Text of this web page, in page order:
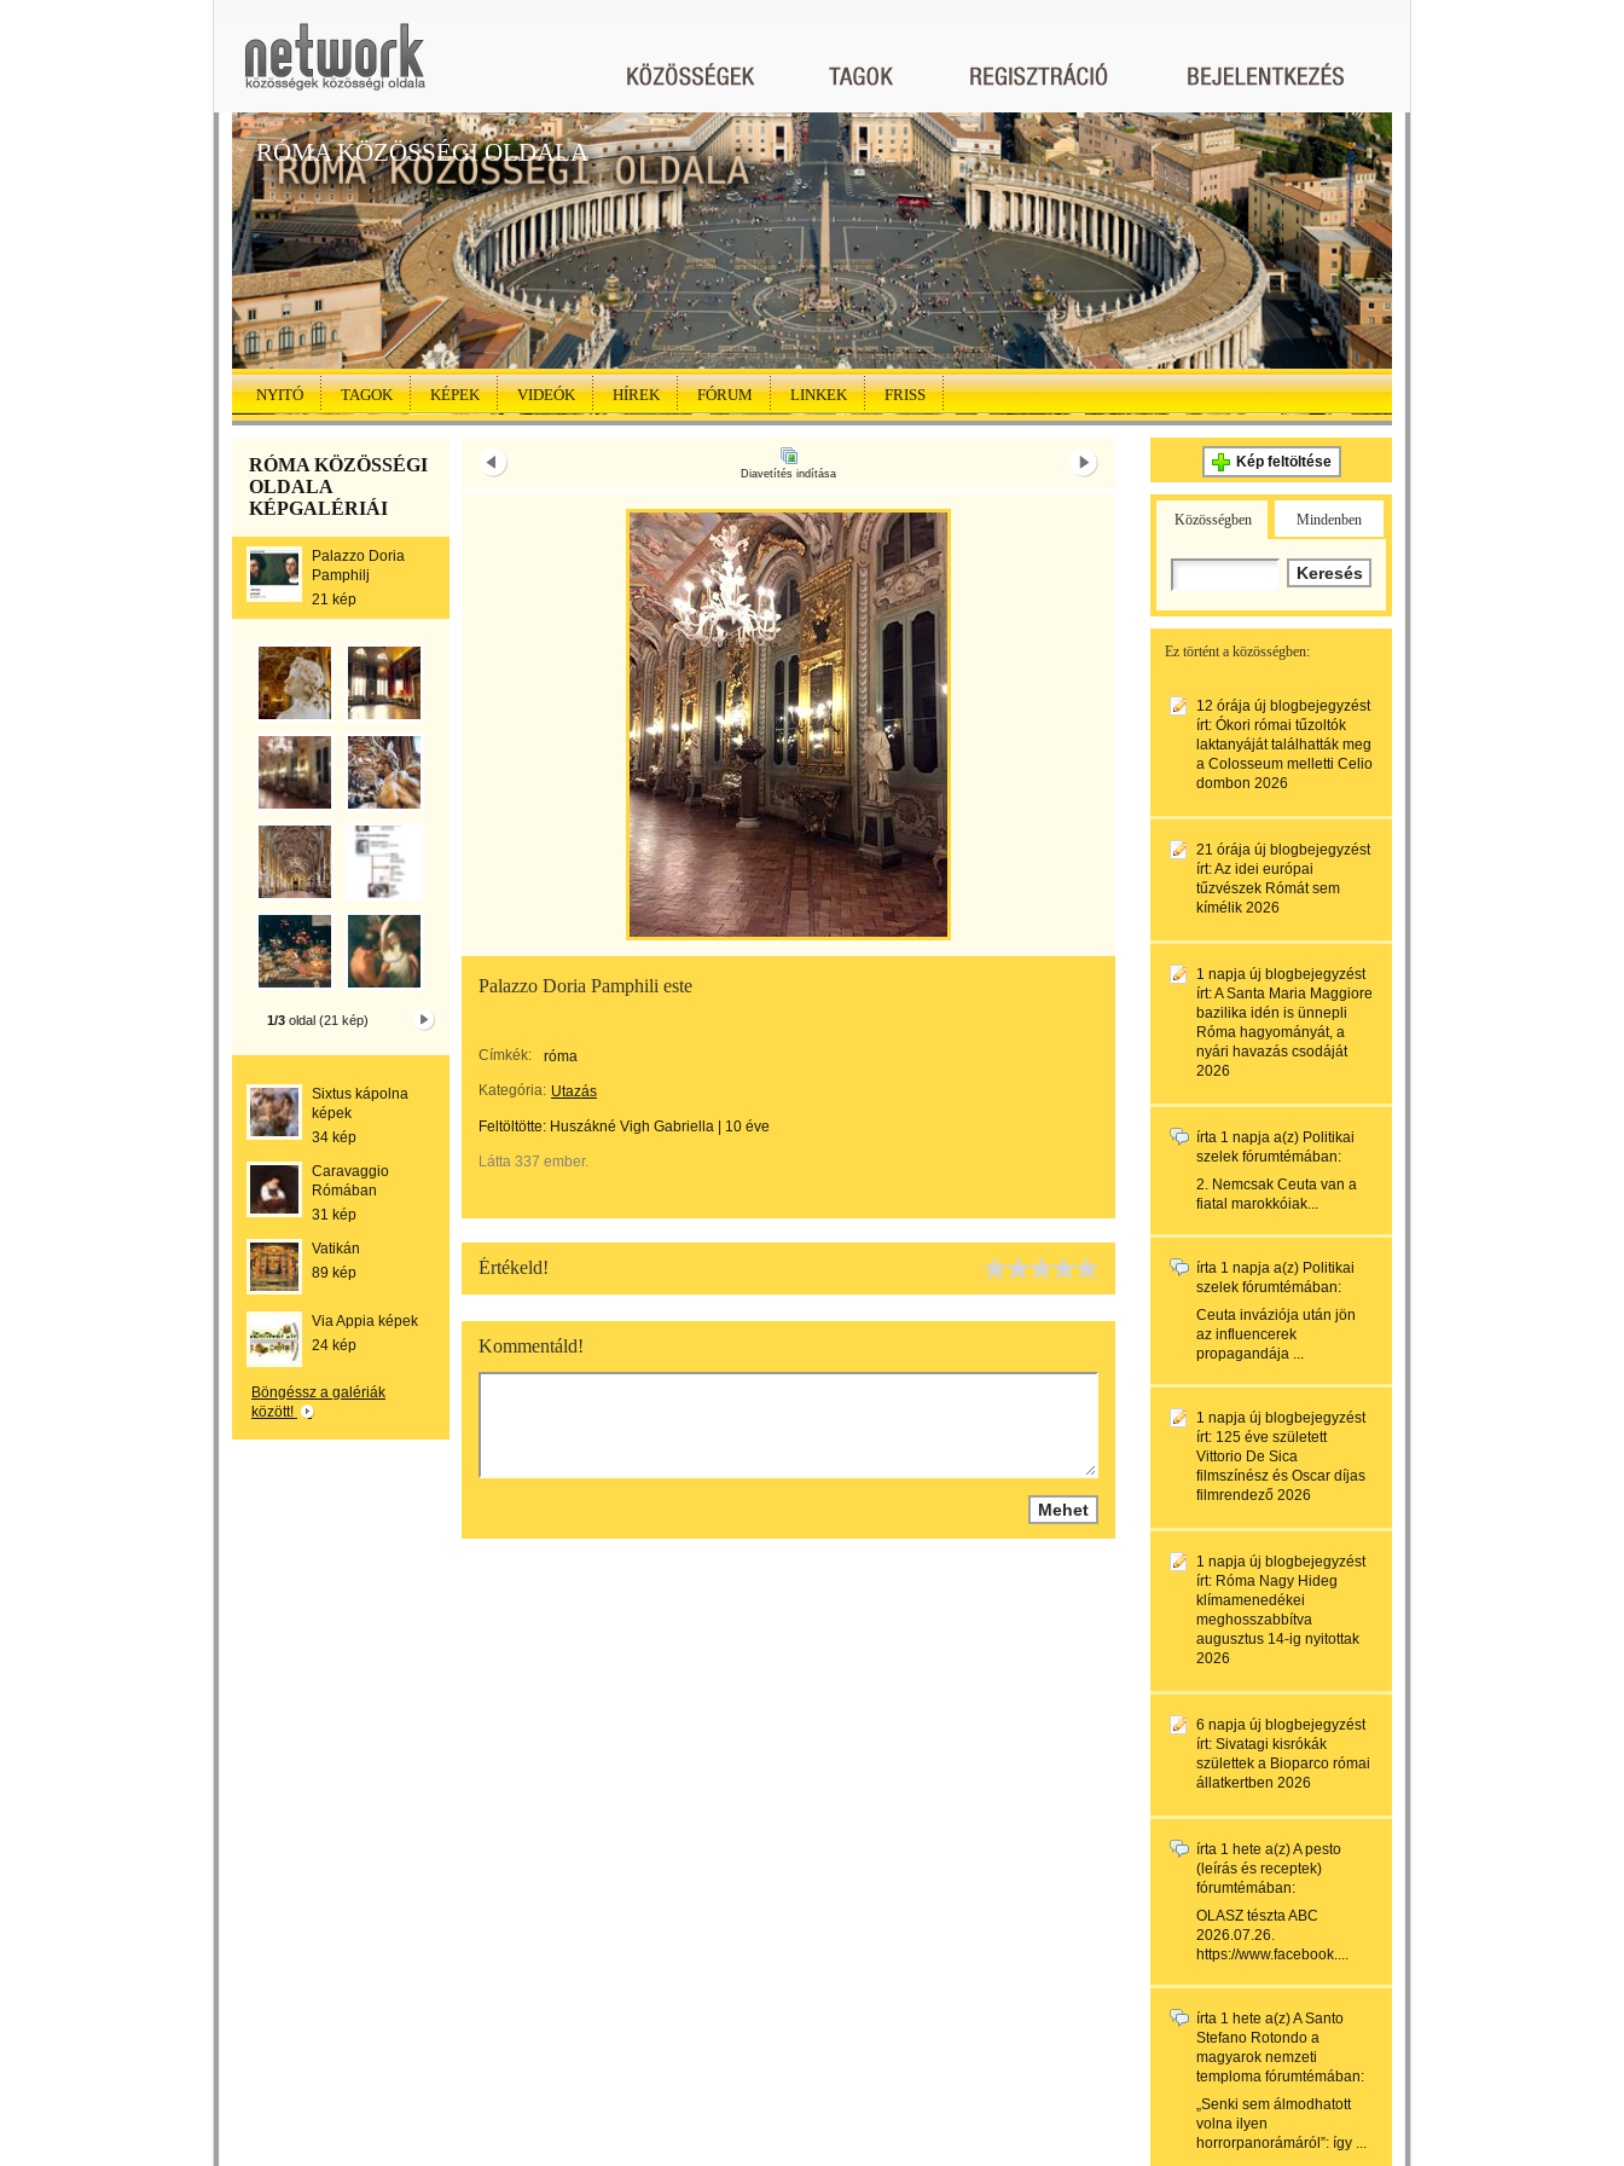
RÓMA KÖZÖSSÉGI OLDALA
NYITÓ TAGOK KÉPEK VIDEÓK HÍREK FÓRUM LINKEK FRISS
RÓMA KÖZÖSSÉGI
OLDALA
KÉPGALÉRIÁI
Palazzo Doria
Pamphilj
21 kép
1/3 oldal (21 kép)
Sixtus kápolna
képek
34 kép
Caravaggio
Rómában
31 kép
Vatikán
89 kép
Via Appia képek
24 kép
Böngéssz a galériák
között!
Diavetítés indítása
Palazzo Doria Pamphili este
Címkék:
róma
Kategória: Utazás
Feltöltötte: Huszákné Vigh Gabriella 10 éve
Látta 337 ember.
Értékeld!
Kommentáld!
Kép feltöltése
Közösségben Mindenben
Ez történt a közösségben:
12 órája új blogbejegyzést
írt: Ókori római tűzoltók
laktanyáját találhatták meg
a Colosseum melletti Celio
dombon 2026
21 órája új blogbejegyzést
írt:Az idei európai
tűzvészek Rómát sem
kímélik 2026
1 napja új blogbejegyzést
írt:A Santa Maria Maggiore
bazilika idén is ünnepli
Róma hagyományát, a
nyári havazás csodáját
2026
írta 1 napja a(z) Politikai
szelek fórumtémában:
2. Nemcsak Ceuta van a
fiatal marokkóiak...
írta 1 napja a(z) Politikai
szelek fórumtémában:
Ceuta inváziója után jön
az influencerek
propagandája ...
1 napja új blogbejegyzést
írt: 125 éve született
Vittorio De Sica
filmszínész és Oscar díjas
filmrendező 2026
1 napja új blogbejegyzést
írt: Róma Nagy Hideg
klímamenedékei
meghosszabbítva
augusztus 14-ig nyitottak
2026
6 napja új blogbejegyzést
írt: Sivatagi kisrókák
születtek a Bioparco római
állatkertben 2026
írta 1 hete a(z)A pesto
(leírás és receptek)
fórumtémában:
OLASZ tészta ABC
2026.07.26.
https://www.facebook....
írta 1 hete a(z)A Santo
Stefano Rotondo a
magyarok nemzeti
temploma fórumtémában:
„Senki sem álmodhatott
volna ilyen
horrorpanorámáról”: így ...